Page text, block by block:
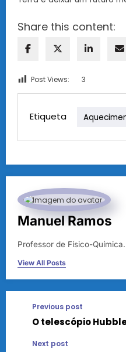
Share this content:
Post Views: 3
Etiqueta
Manuel Ramos
Professor de Físico-Química.
View All Posts
Previous post
O telescópio
Next post